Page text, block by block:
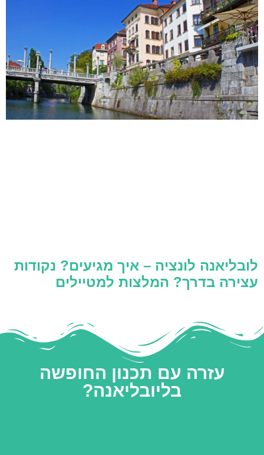
לובליאנה לונציה – איך מגיעים? נקודות
עצירה בדרך? המלצות למטיילים
עזרה עם תכנון החופשה
בליובליאנה?